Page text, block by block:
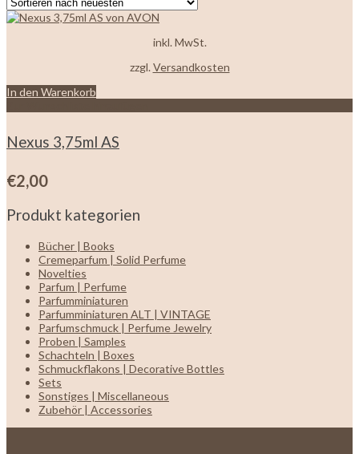
inkl. MwSt.
zzgl. Versandkosten
In den Warenkorb
Nexus 3,75ml AS
€2,00
Produkt kategorien
Bücher | Books
Cremeparfum | Solid Perfume
Novelties
Parfum | Perfume
Parfumminiaturen
Parfumminiaturen ALT | VINTAGE
Parfumschmuck | Perfume Jewelry
Proben | Samples
Schachteln | Boxes
Schmuckflakons | Decorative Bottles
Sets
Sonstiges | Miscellaneous
Zubehör | Accessories